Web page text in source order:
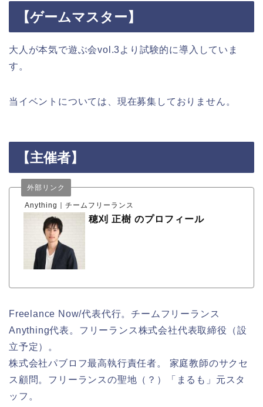
【ゲームマスター】
大人が本気で遊ぶ会vol.3より試験的に導入していま
す。
当イベントについては、現在募集しておりません。
【主催者】
Anything｜チームフリーランス
外部リンク
穂刈 正樹 のプロフィール
Freelance Now/代表代行。チームフリーランス
Anything代表。フリーランス株式会社代表取締役（設
立予定）。
株式会社パブロフ最高執行責任者。 家庭教師のサクセ
ス顧問。フリーランスの聖地（？）「まるも」元スタ
ッフ。